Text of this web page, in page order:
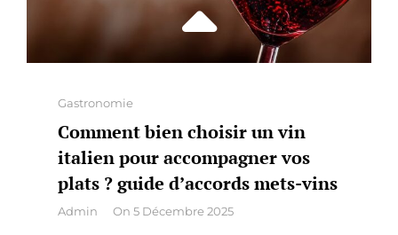
Categories
Gastronomie
Comment bien choisir un vin
italien pour accompagner vos
plats ? guide d’accords mets-vins
By
Admin On 5 Décembre 2025